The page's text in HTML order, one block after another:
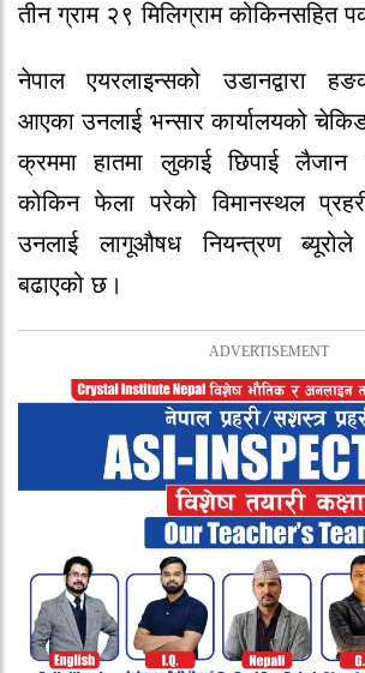
तीन ग्राम २९ मिलिग्राम कोकिनसहित
नेपाल एयरलाइन्सको उडानद्वारा
आएका उनलाई भन्सार कार्यालयको चेकिङ
क्रममा हातमा लुकाई छिपाई लैजान
कोकिन फेला परेको विमानस्थल
उनलाई लागूऔषध नियन्त्रण
बढाएको छ।